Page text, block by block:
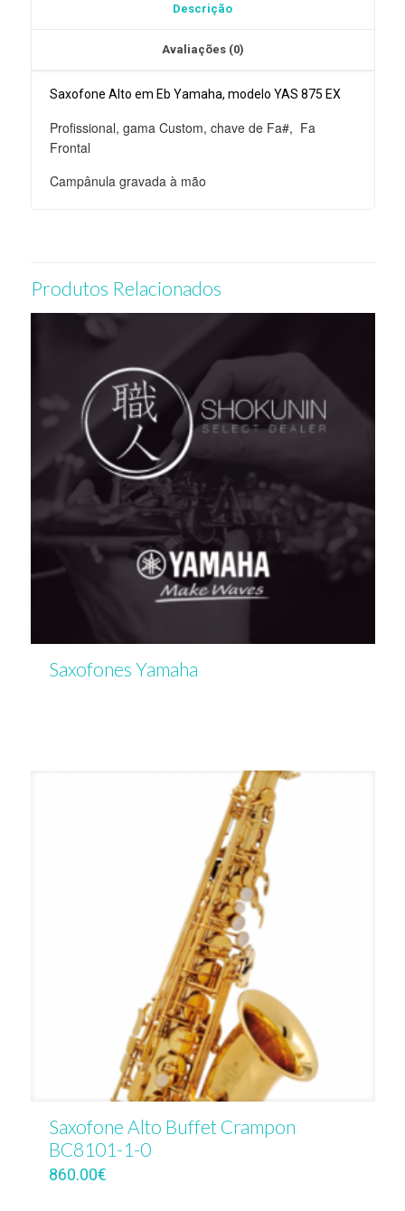
Descrição
Avaliações (0)
Saxofone Alto em Eb Yamaha, modelo YAS 875 EX
Profissional, gama Custom, chave de Fa#, Fa
Frontal
Campânula gravada à mão
Produtos Relacionados
Saxofones Yamaha
Saxofone Alto Buffet Crampon
BC8101-1-0
860.00€